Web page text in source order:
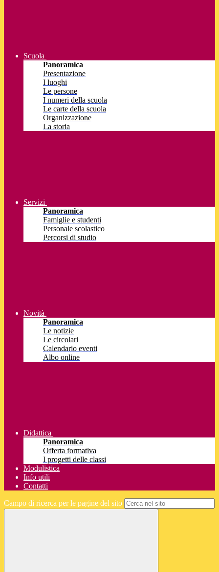
Scuola
Panoramica
Presentazione
I luoghi
Le persone
I numeri della scuola
Le carte della scuola
Organizzazione
La storia
Servizi
Panoramica
Famiglie e studenti
Personale scolastico
Percorsi di studio
Novità
Panoramica
Le notizie
Le circolari
Calendario eventi
Albo online
Didattica
Panoramica
Offerta formativa
I progetti delle classi
Modulistica
Info utili
Contatti
Campo di ricerca per le pagine del sito